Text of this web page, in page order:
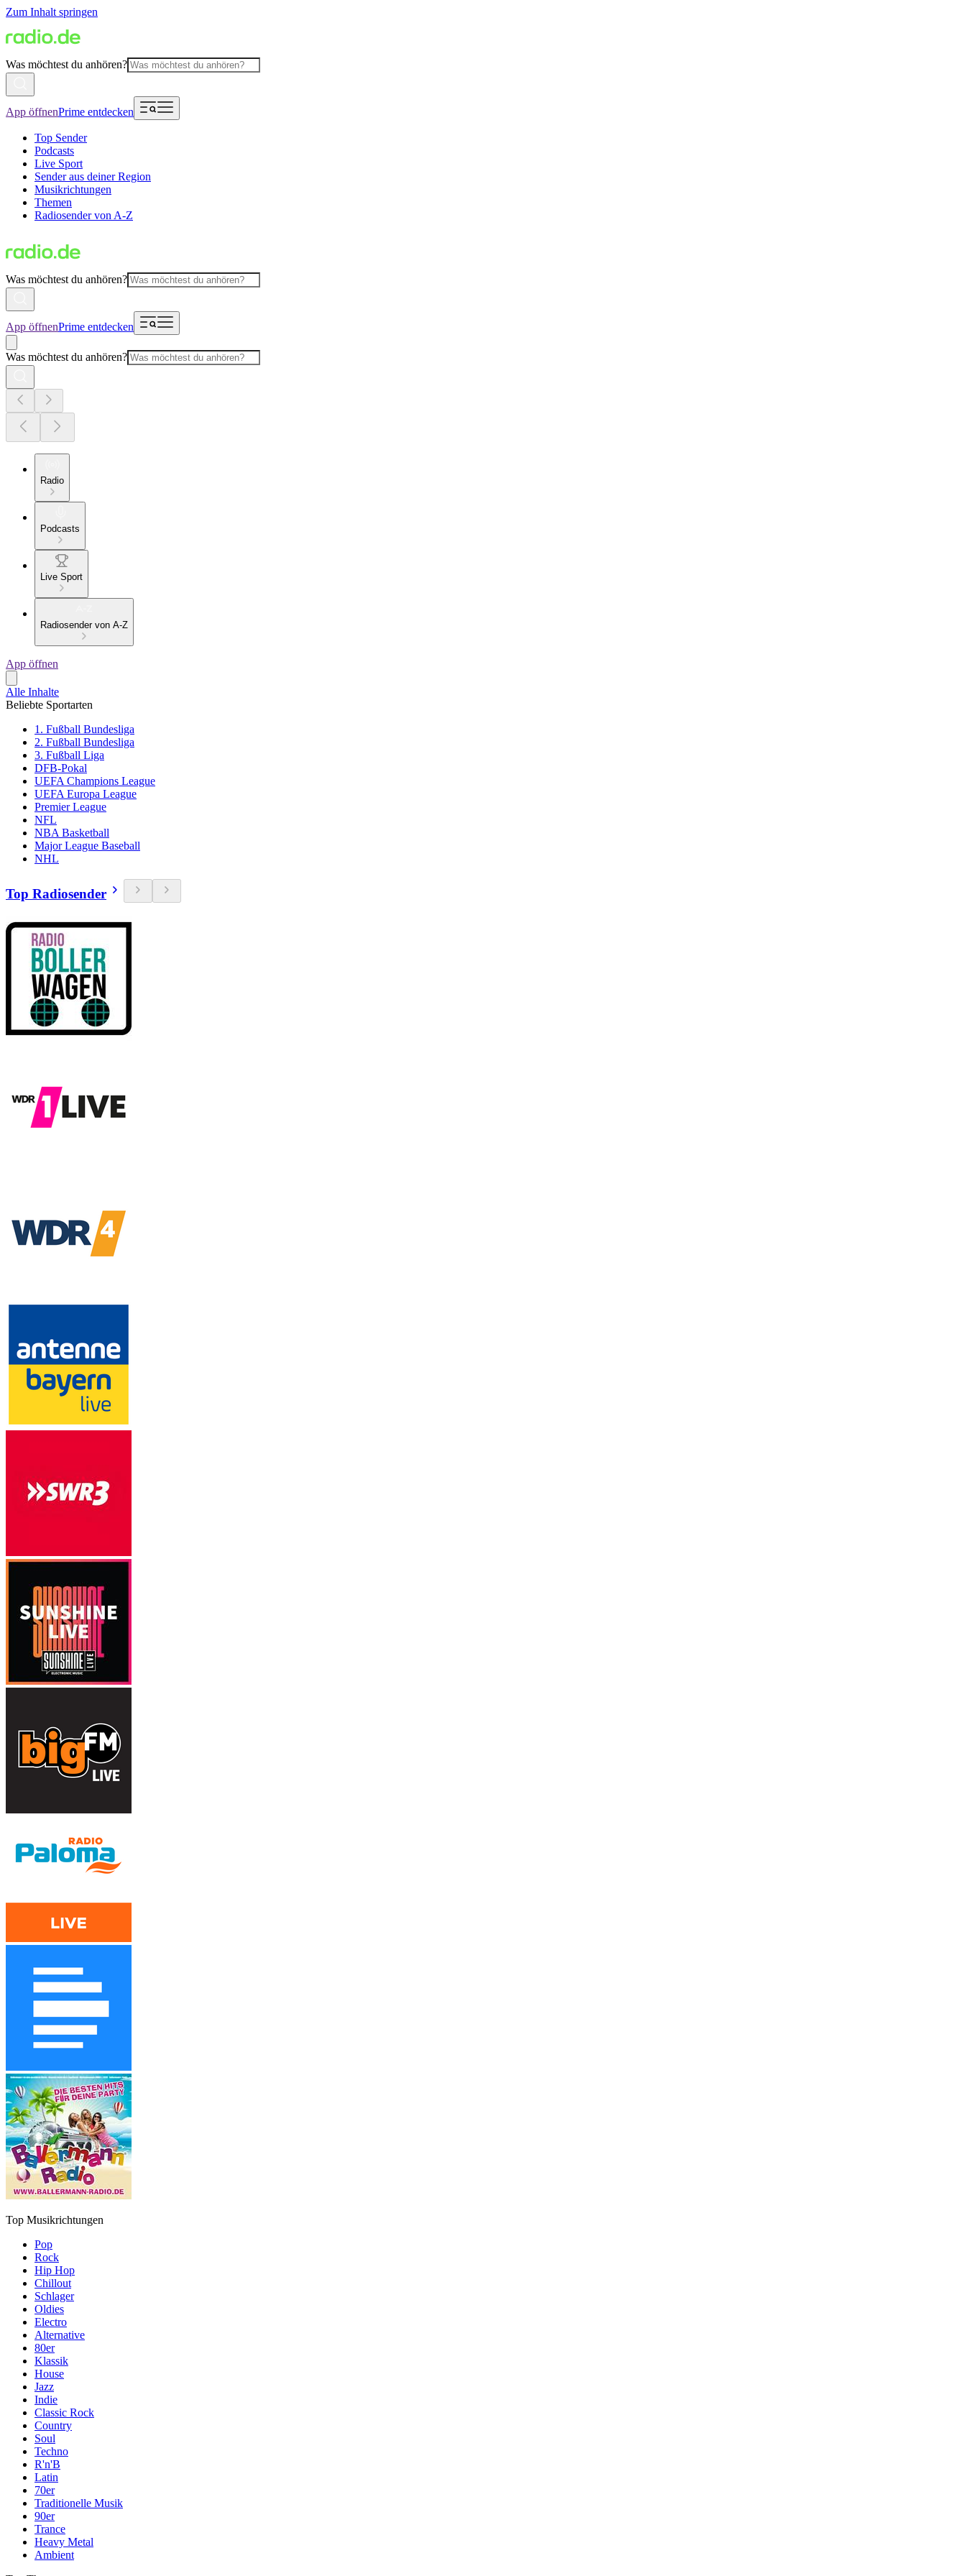
Zum Inhalt springen
Was möchtest du anhören?
App öffnenPrime entdecken
Top Sender
Podcasts
Live Sport
Sender aus deiner Region
Musikrichtungen
Themen
Radiosender von A-Z
Was möchtest du anhören?
App öffnenPrime entdecken
Was möchtest du anhören?
Radio
Podcasts
Live Sport
Radiosender von A-Z
App öffnen
Alle Inhalte
Beliebte Sportarten
1. Fußball Bundesliga
2. Fußball Bundesliga
3. Fußball Liga
DFB-Pokal
UEFA Champions League
UEFA Europa League
Premier League
NFL
NBA Basketball
Major League Baseball
NHL
Top Radiosender
Top Musikrichtungen
Pop
Rock
Hip Hop
Chillout
Schlager
Oldies
Electro
Alternative
80er
Klassik
House
Jazz
Indie
Classic Rock
Country
Soul
Techno
R'n'B
Latin
70er
Traditionelle Musik
90er
Trance
Heavy Metal
Ambient